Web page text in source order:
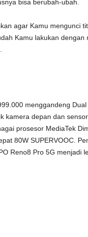
bisa berubah-ubah.
agar Kamu mengunci
Kamu lakukan
menggandeng
kamera depan dan
prosesor MediaTek
80W SUPERVOOC.
Reno8 Pro 5G menjadi